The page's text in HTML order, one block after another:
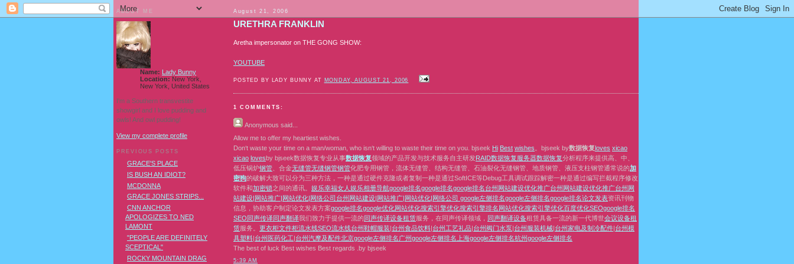
August 21, 2006
URETHRA FRANKLIN
Aretha impersonator on THE GONG SHOW:
YOUTUBE
POSTED BY LADY BUNNY AT MONDAY, AUGUST 21, 2006
1 COMMENTS:
Anonymous said...
Allow me to offer my heartiest wishes.
Don‘t waste your time on a man/woman, who isn‘t willing to waste their time on you. bjseek Hi Best wishes 。bjseek by数据恢复 oves xicao
xicao ovesby bjseek数据恢复专业从事数据恢复领域的产品开发与技术服务自主研发RAID数据恢复 服务器数据恢复分析程序来提供高、中、
低压锅炉钢管 、合金无缝管无缝钢管钢管化肥专用钢管，流体无缝管、结构无缝管、石油裂化无缝钢管、地质钢管、液压支柱钢管通常说的加
密狗的破解大致可以分为三种方法，一种是通过硬件克隆或者复制一种是通过SoftICE等Debug工具调试跟踪解密一种是通过编写拦截程序修改
软件和加密锁之间的通讯。 娱乐幸福女人 娱乐相册导航google排名google排名google排名台州网站建设优化推广台州网站建设优化推广台州网
站建设|网站推广|网站优化|网络公司 台州网站建设|网站推广|网站优化|网络公司 google左侧排名google左侧排名google排名论文发表资讯刊物
信息，协助客户制定论文发表方案google排名google优化网站优化搜索引擎优化搜索引擎排名 网站优化搜索引擎优化百度优化SEOgoogle排名
SEO 同声传译同声翻译我们致力于提供一流的 同声传译设备租赁服务，在同声传译领域， 同声翻译设备租赁具备一流的新一代博世会议设备租
赁服务。 更衣柜文件柜流水线SEO流水线台州鞋帽服装 台州食品饮料 台州工艺礼品 台州阀门水泵 台州服装机械 台州家电及制冷配件 台州模
具塑料 台州医药化工 台州汽摩及配件北京google左侧排名广州google左侧排名 上海google左侧排名杭州google左侧排名
The best of luck Best wishes Best regards .by bjseek
5:39 AM
ABOUT ME
Name: Lady Bunny
Location: New York,
New York, United States
I'm a Southern transvestite
showgirl and I love pudding and
owls! And owl pudding!
View my complete profile
PREVIOUS POSTS
GRACE'S PLACE
IS BUSH AN IDIOT?
MCDONNA
GRACE JONES STRIPS...
CNN ANCHOR
APOLOGIZES TO NED
LAMONT
"PEOPLE ARE DEFINITELY
SCEPTICAL"
ROCKY MOUNTAIN DRAG